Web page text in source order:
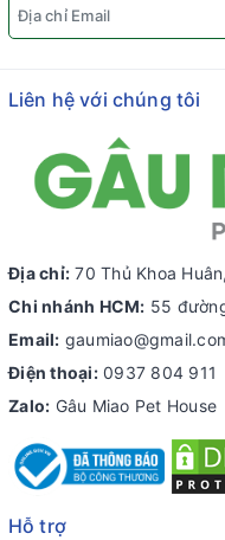
Liên hệ với chúng tôi
Địa chỉ: 70 Thủ Khoa
Chi nhánh HCM: 55
Email:
Điện thoại: 0937 804 911
Zalo: Gâu Miao Pet House
Hỗ trợ